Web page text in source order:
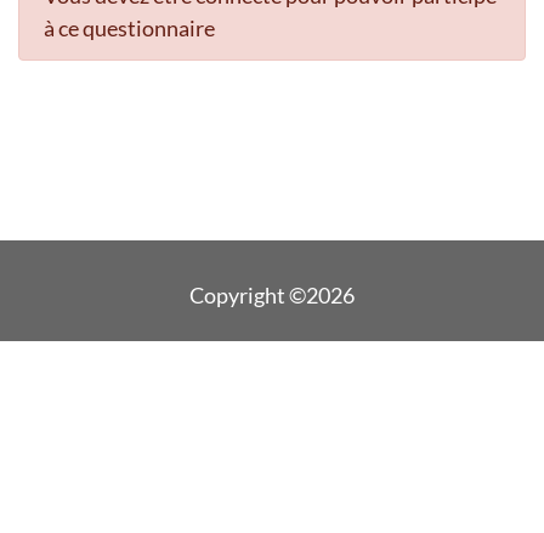
à ce questionnaire
Copyright ©2026